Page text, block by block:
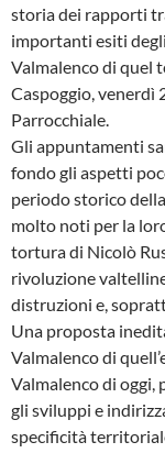
storia dei rapporti
importanti esiti
Valmalenco di quel
Caspoggio, venerdì
Parrocchiale.
Gli appuntamenti
fondo gli aspetti
periodo storico
molto noti per la
tortura di Nicolò
rivoluzione
distruzioni e,
Una proposta
Valmalenco di
Valmalenco di oggi,
gli sviluppi e
specificità